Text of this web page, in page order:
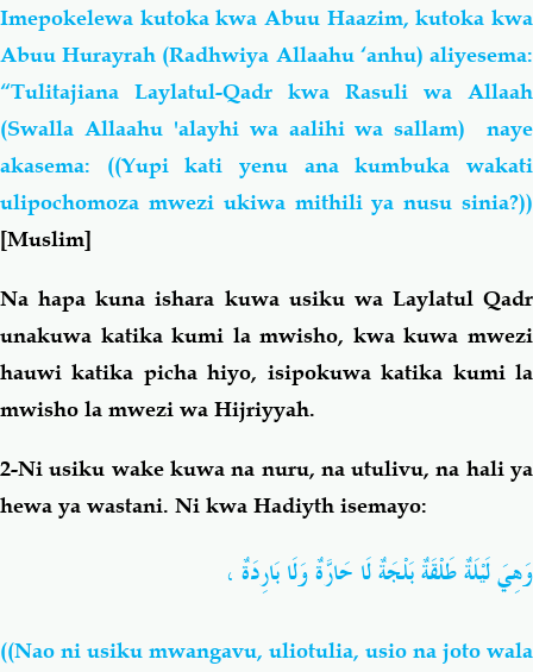
Imepokelewa kutokakwa Abuu Haazim, kutoka kwa
Abuu Hurayrah (Radhwiya Allaahu ‘anhu) aliyesema:
“Tulitajiana Laylatul-Qadr kwa Rasuli wa Allaah
(Swalla Allaahu 'alayhi wa aalihi wa sallam) naye
akasema: ((Yupi kati yenu ana kumbuka wakati
ulipochomoza mwezi ukiwa mithili ya nusu sinia?))
[Muslim]
Na hapa kuna ishara kuwa usiku wa Laylatul Qadr
unakuwa katika kumi la mwisho, kwa kuwa mwezi
hauwi katika picha hiyo, isipokuwa katika kumi la
mwisho la mwezi wa Hijriyyah.
2-Ni usiku wake kuwa na nuru, na utulivu, na hali ya
hewa ya wastani. Ni kwa Hadiyth isemayo:
وَهِيَ لَيْلَةٌ طَلْقَةٌ بَلْجَةٌ لَا حَارَّةٌ وَلَا بَارِدَةٌ ،
((Nao ni usiku mwangavu, uliotulia, usio na joto wala